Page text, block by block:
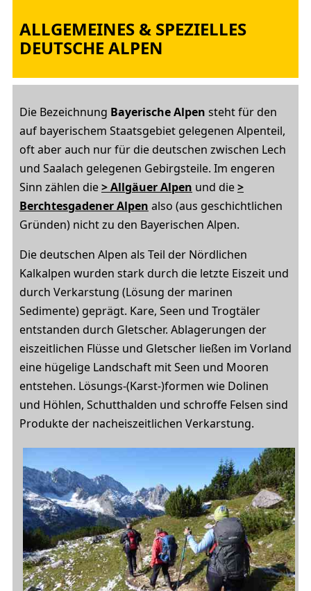
ALLGEMEINES & SPEZIELLES
DEUTSCHE ALPEN
Die Bezeichnung Bayerische Alpen steht für den
auf bayerischem Staatsgebiet gelegenen Alpenteil,
oft aber auch nur für die deutschen zwischen Lech
und Saalach gelegenen Gebirgsteile. Im engeren
Sinn zählen die> Allgäuer Alpen und die>
Berchtesgadener Alpen also (aus geschichtlichen
Gründen) nicht zu den Bayerischen Alpen.
Die deutschen Alpen als Teil der Nördlichen
Kalkalpen wurden stark durch die letzte Eiszeit und
durch Verkarstung (Lösung der marinen
Sedimente) geprägt. Kare, Seen und Trogtäler
entstanden durch Gletscher. Ablagerungen der
eiszeitlichen Flüsse und Gletscher ließen im Vorland
eine hügelige Landschaft mit Seen und Mooren
entstehen. Lösungs-(Karst-)formen wie Dolinen
und Höhlen, Schutthalden und schroffe Felsen sind
Produkte der nacheiszeitlichen Verkarstung.